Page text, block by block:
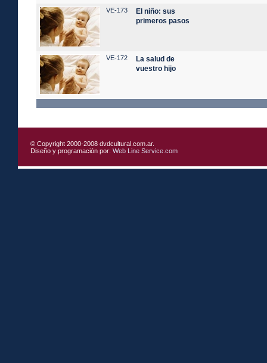
VE-173
El niño: sus
primeros pasos
VE-172
La salud de
vuestro hijo
© Copyright 2000-2008 dvdcultural.com.ar.
Diseño y programación por:Web Line Service.com